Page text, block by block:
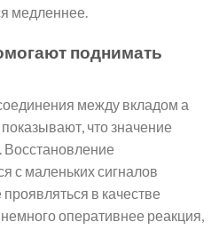
медленнее.
поднимать
между вкладом а
что значение
Восстановление
с маленьких сигналов
в качестве
оперативнее реакция,